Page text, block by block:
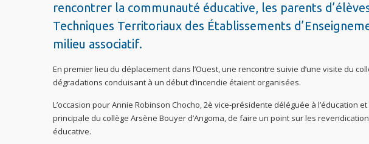
rencontrer la communauté éducative, les parents
Techniques Territoriaux des Établissements
milieu associatif.
En premier lieu du déplacement dans l’Ouest, une rencontre suivie d’une visite du
dégradations conduisant à un début d’incendie étaient organisées.
L’occasion pour Annie Robinson Chocho, 2è vice-présidente déléguée à l’éducation
principale du collège Arsène Bouyer d’Angoma, de faire un point sur les
éducative.